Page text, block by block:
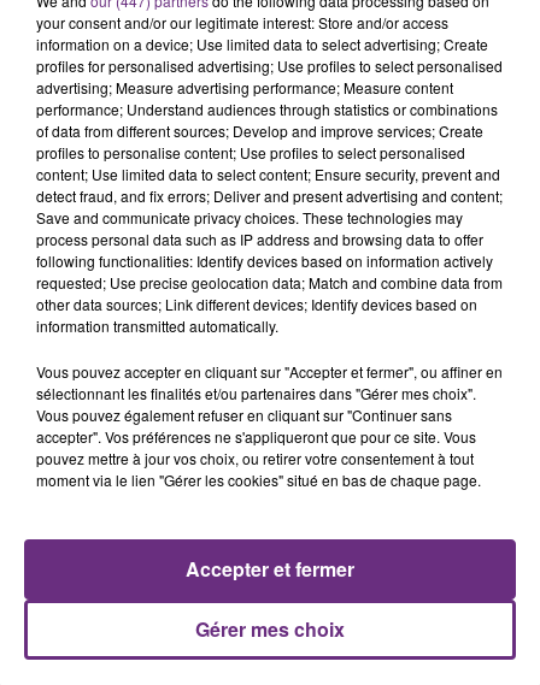
nucléaire ardennaise est à l'arrêt. Une situation
justifiée par la sécheresse intense qui est toujours
présente.
TITRES DIFFUSÉS
14h28
14h28
ANOTR & 54 ULTRA
Talk To You
14h25
14h25
AMEL BENT
1,2,3
14h22
14h22 14h19
14h19
your consent and/or our legitimate interest: Store and/or access
information on a device; Use limited data to select advertising; Create
profiles for personalised advertising; Use profiles to select personalised
advertising; Measure advertising performance; Measure content
performance; Understand audiences through statistics or combinations
of data from different sources; Develop and improve services; Create
profiles to personalise content; Use profiles to select personalised
content; Use limited data to select content; Ensure security, prevent and
detect fraud, and fix errors; Deliver and present advertising and content;
Save and communicate privacy choices. These technologies may
process personal data such as IP address and browsing data to offer
following functionalities: Identify devices based on information actively
requested; Use precise geolocation data; Match and combine data from
other data sources; Link different devices; Identify devices based on
information transmitted automatically.
Vous pouvez accepter en cliquant sur "Accepter et fermer", ou affiner en
sélectionnant les finalités et/ou partenaires dans "Gérer mes choix".
Vous pouvez également refuser en cliquant sur "Continuer sans
accepter". Vos préférences ne s'appliqueront que pour ce site. Vous
pouvez mettre à jour vos choix, ou retirer votre consentement à tout
moment via le lien "Gérer les cookies" situé en bas de chaque page.
Gérer mes choix
Accepter et fermer